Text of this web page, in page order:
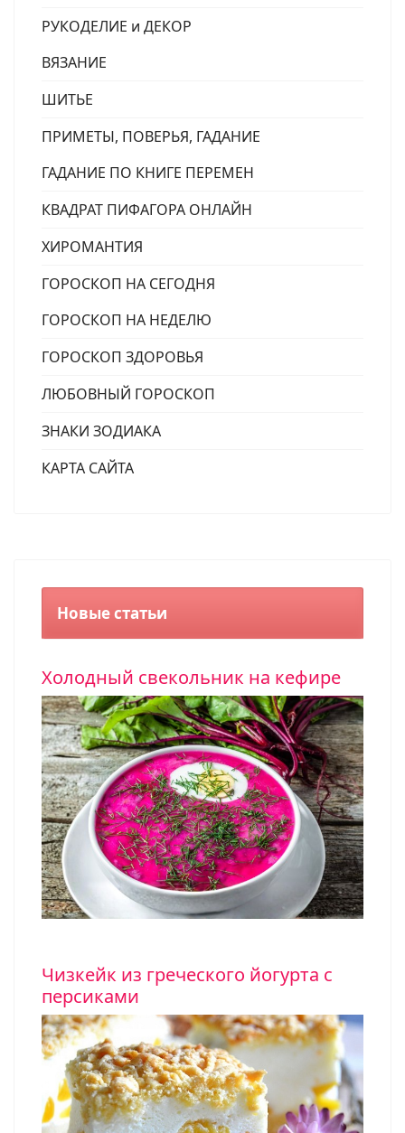
РУКОДЕЛИЕ и ДЕКОР
ВЯЗАНИЕ
ШИТЬЕ
ПРИМЕТЫ, ПОВЕРЬЯ, ГАДАНИЕ
ГАДАНИЕ ПО КНИГЕ ПЕРЕМЕН
КВАДРАТ ПИФАГОРА ОНЛАЙН
ХИРОМАНТИЯ
ГОРОСКОП НА СЕГОДНЯ
ГОРОСКОП НА НЕДЕЛЮ
ГОРОСКОП ЗДОРОВЬЯ
ЛЮБОВНЫЙ ГОРОСКОП
ЗНАКИ ЗОДИАКА
КАРТА САЙТА
Новые статьи
Холодный свекольник на кефире
Чизкейк из греческого йогурта с
персиками